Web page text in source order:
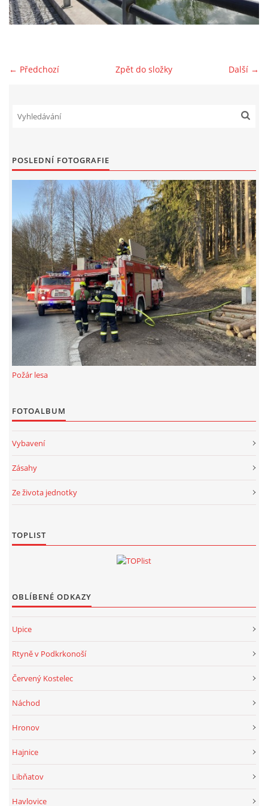
NAŠE VIDEA
© 2026 eStránky.cz
← Předchozí Další →
Zpět do složky
POSLEDNÍ FOTOGRAFIE
Požár lesa
FOTOALBUM
Vybavení
Zásahy
Ze života jednotky
TOPLIST
OBLÍBENÉ ODKAZY
Upice
Rtyně v Podkrkonoší
Červený Kostelec
Náchod
Hronov
Hajnice
Libňatov
Havlovice